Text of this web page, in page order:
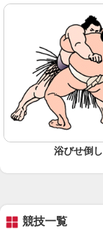
浴びせ倒し
競技一覧